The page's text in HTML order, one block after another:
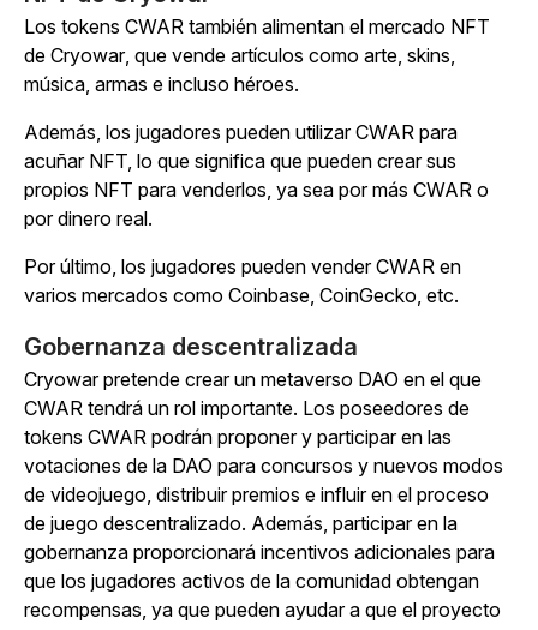
Los tokens CWAR también alimentan el mercado NFT
de Cryowar, que vende artículos como arte, skins,
música, armas e incluso héroes.
Además, los jugadores pueden utilizar CWAR para
acuñar NFT, lo que significa que pueden crear sus
propios NFT para venderlos, ya sea por más CWAR o
por dinero real.
Por último, los jugadores pueden vender CWAR en
varios mercados como Coinbase, CoinGecko, etc.
Gobernanza descentralizada
Cryowarpretende crear un metaverso DAO en el que
CWAR tendrá un rol importante. Los poseedores de
tokens CWAR podrán proponer y participar en las
votaciones de la DAO para concursos y nuevos modos
de videojuego, distribuir premios e influir en el proceso
de juego descentralizado. Además, participar en la
gobernanza proporcionará incentivos adicionales para
que los jugadores activos de la comunidad obtengan
recompensas, ya que pueden ayudar a que el proyecto